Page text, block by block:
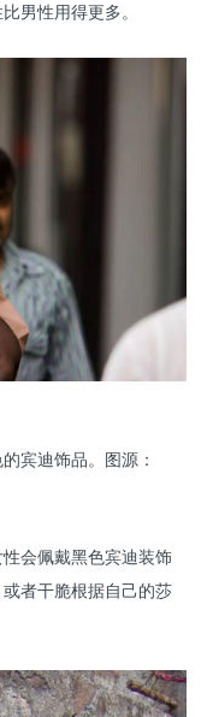
男性用得更多。
宾迪饰品。图源：
会佩戴黑色宾迪装饰
者干脆根据自己的莎